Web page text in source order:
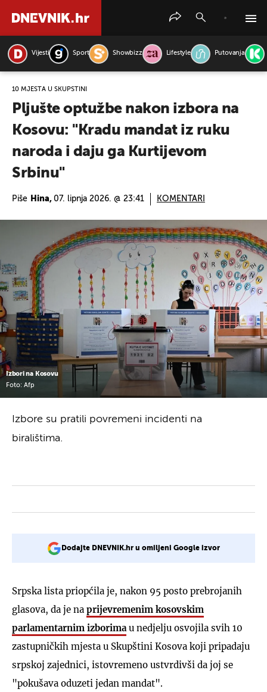
Vijesti Sport Showbizz Lifestyle Putovanja
10 MJESTA U SKUPŠTINI
Pljušte optužbe nakon izbora na
Kosovu: "Kradu mandat iz ruku
naroda i daju ga Kurtijevom
Srbinu"
Piše Hina, 07. lipnja 2026. @ 23:41 KOMENTARI
Izbori na Kosovu
Foto: Afp
Izbore su pratili povremeni incidenti na
biralištima.
Dodajte DNEVNIK.hr u omiljeni Google izvor
Srpska lista priopćila je, nakon 95 posto prebrojanih
glasova, da je na prijevremenim kosovskim
parlamentarnim izborima u nedjelju osvojila svih 10
zastupničkih mjesta u Skupštini Kosova koji pripadaju
srpskoj zajednici, istovremeno ustvrdivši da joj se
"pokušava oduzeti jedan mandat".
PRETRAŽITE VIJESTI